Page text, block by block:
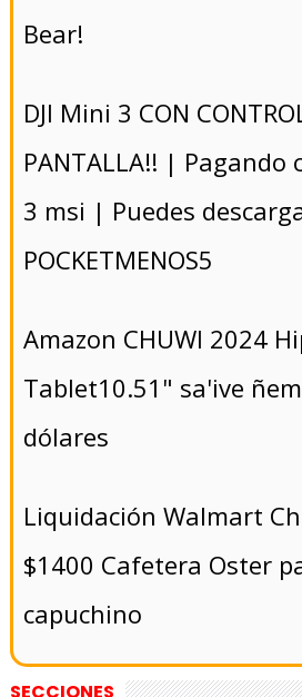
Bear!
DJI Mini 3 CON
PANTALLA!! | Pagando
3 msi | Puedes
POCKETMENOS5
Amazon CHUWI 2024
Tablet10.51" sa'ive
dólares
Liquidación Walmart
$1400 Cafetera Oster
capuchino